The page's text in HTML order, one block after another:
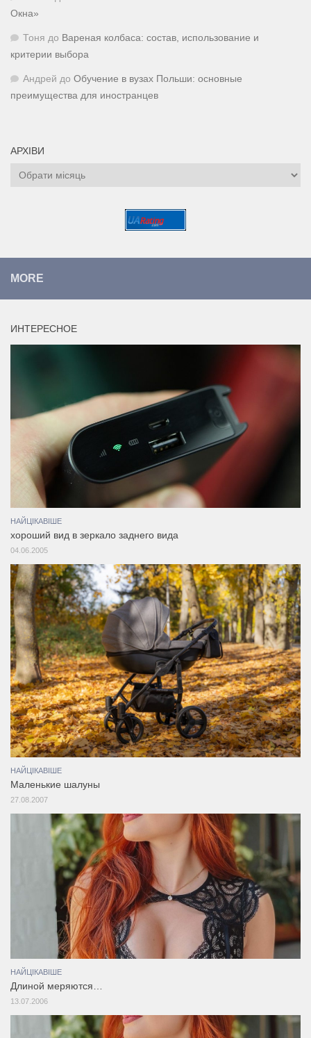
Окна»
Тоня до Вареная колбаса: состав, использование и
критерии выбора
Андрей до Обучение в вузах Польши: основные
преимущества для иностранцев
АРХІВИ
Архіви
MORE
ИНТЕРЕСНОЕ
НАЙЦІКАВІШЕ
хороший вид в зеркало заднего вида
04.06.2005
НАЙЦІКАВІШЕ
Маленькие шалуны
27.08.2007
НАЙЦІКАВІШЕ
Длиной меряются…
13.07.2006